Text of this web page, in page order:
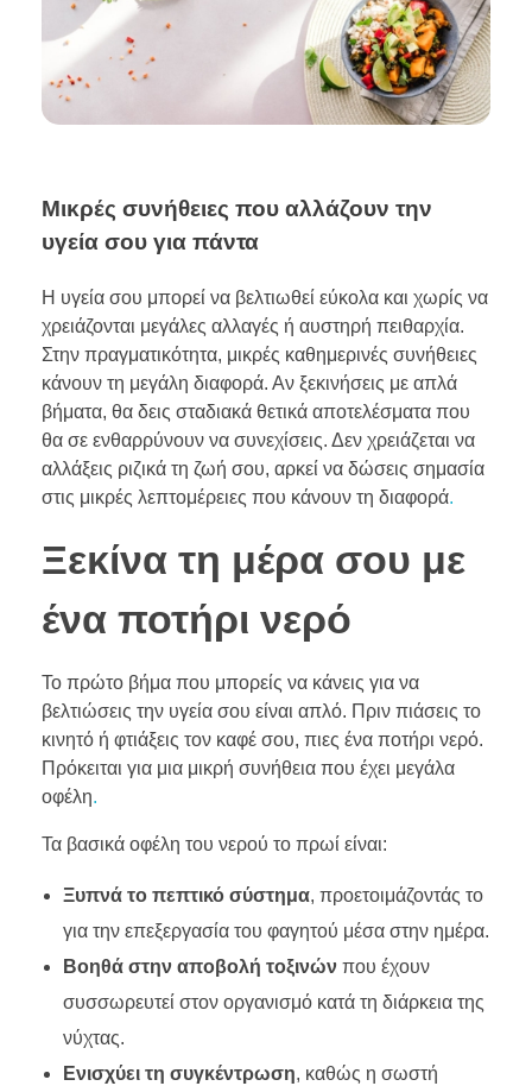
Μικρές συνήθειες που αλλάζουν την
υγεία σου για πάντα
Η υγεία σου μπορεί να βελτιωθεί εύκολα και χωρίς να
χρειάζονται μεγάλες αλλαγές ή αυστηρή πειθαρχία.
Στην πραγματικότητα, μικρές καθημερινές συνήθειες
κάνουν τη μεγάλη διαφορά. Αν ξεκινήσεις με απλά
βήματα, θα δεις σταδιακά θετικά αποτελέσματα που
θα σε ενθαρρύνουν να συνεχίσεις. Δεν χρειάζεται να
αλλάξεις ριζικά τη ζωή σου, αρκεί να δώσεις σημασία
στις μικρές λεπτομέρειες που κάνουν τη διαφορά.
Ξεκίνα τη μέρα σου με
ένα ποτήρι νερό
Το πρώτο βήμα που μπορείς να κάνεις για να
βελτιώσεις την υγεία σου είναι απλό. Πριν πιάσεις το
κινητό ή φτιάξεις τον καφέ σου, πιες ένα ποτήρι νερό.
Πρόκειται για μια μικρή συνήθεια που έχει μεγάλα
οφέλη.
Τα βασικά οφέλη του νερού το πρωί είναι:
Ξυπνά το πεπτικό σύστημα, προετοιμάζοντάς το
για την επεξεργασία του φαγητού μέσα στην ημέρα.
Βοηθά στην αποβολή τοξινώνπου έχουν
συσσωρευτεί στον οργανισμό κατά τη διάρκεια της
νύχτας.
Ενισχύει τη συγκέντρωση, καθώς η σωστή